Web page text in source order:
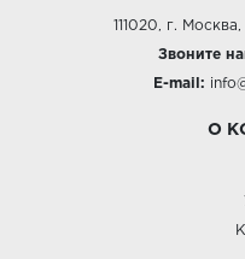
111020, г.
Звоните
E-mail:
О